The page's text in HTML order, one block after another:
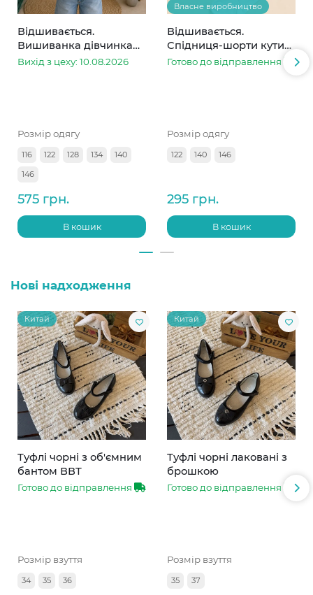
Відшивається.
Вишиванка дівчинка
колоски
Вихід з цеху: 10.08.2026
Розмір одягу
116 122 128 134
140
146
575 грн.
В кошик
Власне виробництво
Відшивається.
Спідниця-шорти кутик
сіра в смужку
Готово до відправлення
Розмір одягу
122 140 146
295 грн.
В кошик
Нові надходження
Китай
Туфлі чорні з об'ємним
бантом ВВТ
Готово до відправлення
Розмір взуття
34 35 36
Китай
Туфлі чорні лаковані з
брошкою
Готово до відправлення
Розмір взуття
35 37